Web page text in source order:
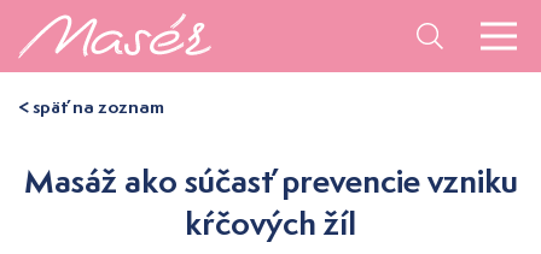
< späť na zoznam
Masáž ako súčasť prevencie vzniku
kŕčových žíl